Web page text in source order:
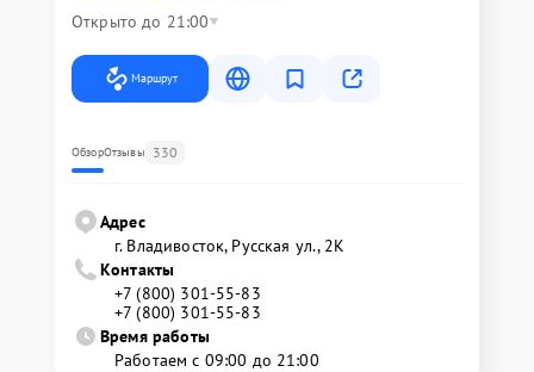
Открыто до 21:00
Маршрут
ОбзорОтзывы 330
Адрес
г. Владивосток, Русская ул., 2К
Контакты
+7 (800) 301-55-83
+7 (800) 301-55-83
Время работы
Работаем с 09:00 до 21:00